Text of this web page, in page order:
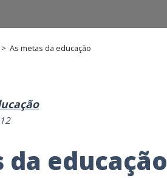
> As metas da educação
da educação